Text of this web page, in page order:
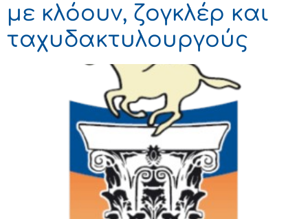
με κλόουν, ζογκλέρ και
ταχυδακτυλουργούς